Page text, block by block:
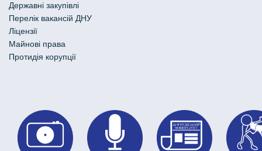
Державні закупівлі
Перелік вакансій ДНУ
Ліцензії
Майнові права
Протидія корупції